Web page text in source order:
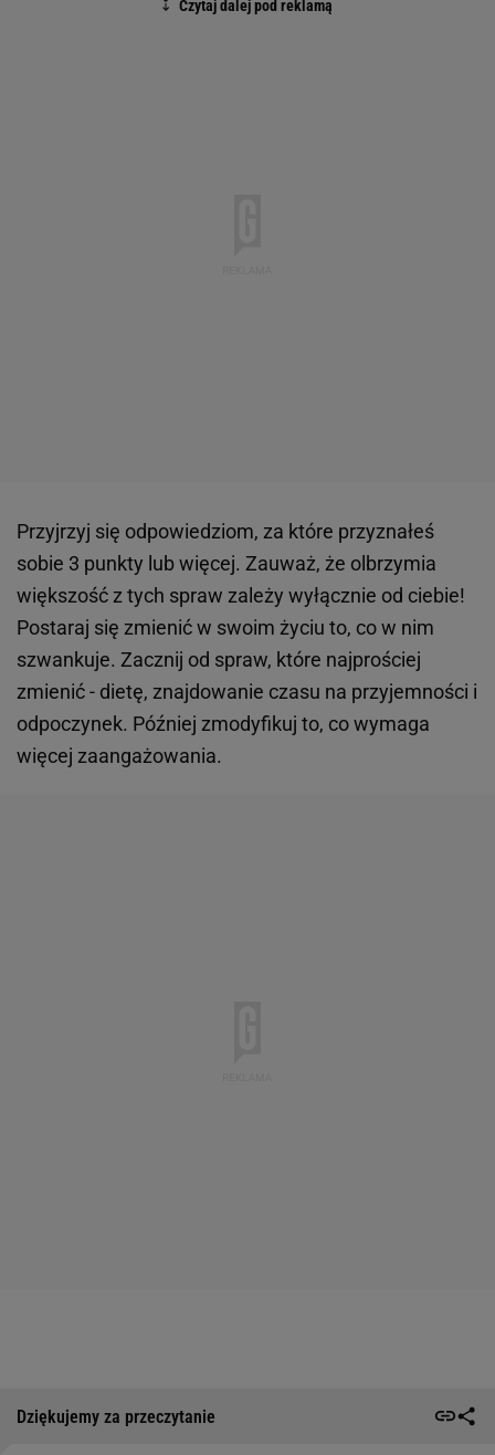
Przyjrzyj się odpowiedziom, za które przyznałeś
sobie 3 punkty lub więcej. Zauważ, że olbrzymia
większość z tych spraw zależy wyłącznie od ciebie!
Postaraj się zmienić w swoim życiu to, co w nim
szwankuje. Zacznij od spraw, które najprościej
zmienić - dietę, znajdowanie czasu na przyjemności i
odpoczynek. Później zmodyfikuj to, co wymaga
więcej zaangażowania.
Dziękujemy za przeczytanie